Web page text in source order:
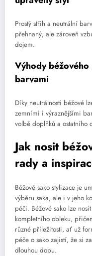
Prostý střih a neutrální
přehnaný, ale zároveň
dojem.
Výhody béžového
barvami
Díky neutrálnosti béžové
zemními i výraznějšími
volbě doplňků a ostatního
Jak nosit
rady a
Béžové sako stylizace je
výběru saka, ale i v jeho
péči. Béžové sako lze
kompletního obleku,
různé příležitosti, ať už
péče o sako zajistí, že si
dlouhou dobu.